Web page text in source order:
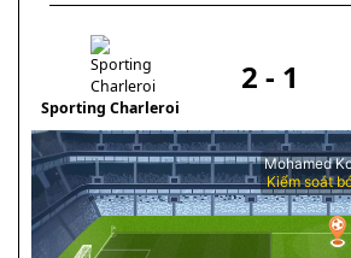
Sporting Charleroi
2 - 1